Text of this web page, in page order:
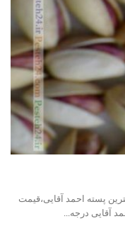
پسته احمد آقایی،قیمت
آقایی درجه...